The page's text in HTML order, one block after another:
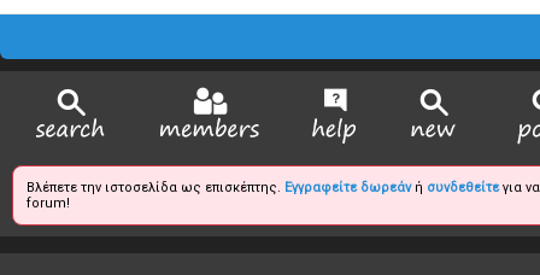
Βλέπετε την ιστοσελίδα ως επισκέπτης. Εγγραφείτε δωρεάνή συνδεθείτεγια
forum!